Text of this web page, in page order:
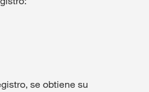
se obtiene su